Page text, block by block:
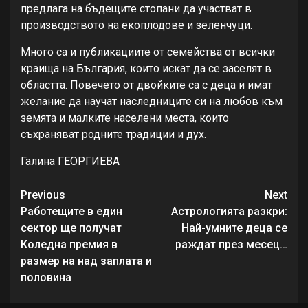
предлага на бъдещите стопани да участват в
производството на екоплодове и зеленчуци.
Много са и публикациите от семейства от всички
краища на България, които искат да се заселят в
областта. Повечето от двойките са с деца и имат
желание да научат наследниците си на любов към
земята и малките населени места, които
съхраняват родните традиции и дух.
Галина ГЕОРГИЕВА
Continue
Reading
Previous
Работещите в един
сектор ще получат
Коледна премия в
размер на над заплата и
половина
Next
Астрологията разкри:
Най-умните деца се
раждат през месец…